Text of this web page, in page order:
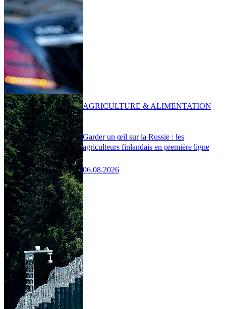
Garder un œil sur la Russie : les
agriculteurs finlandais en première ligne
06.08.2026
AGRICULTURE & ALIMENTATION